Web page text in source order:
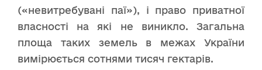
(«невитребувані паї»), і право приватної
власності на які не виникло. Загальна
площа таких земель в межах України
вимірюється сотнями тисяч гектарів.